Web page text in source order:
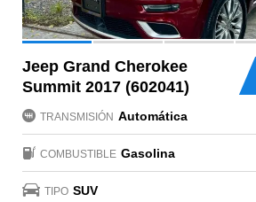
Jeep Grand Cherokee
Summit 2017 (602041)
TRANSMISIÓN Automática
COMBUSTIBLE Gasolina
TIPO SUV